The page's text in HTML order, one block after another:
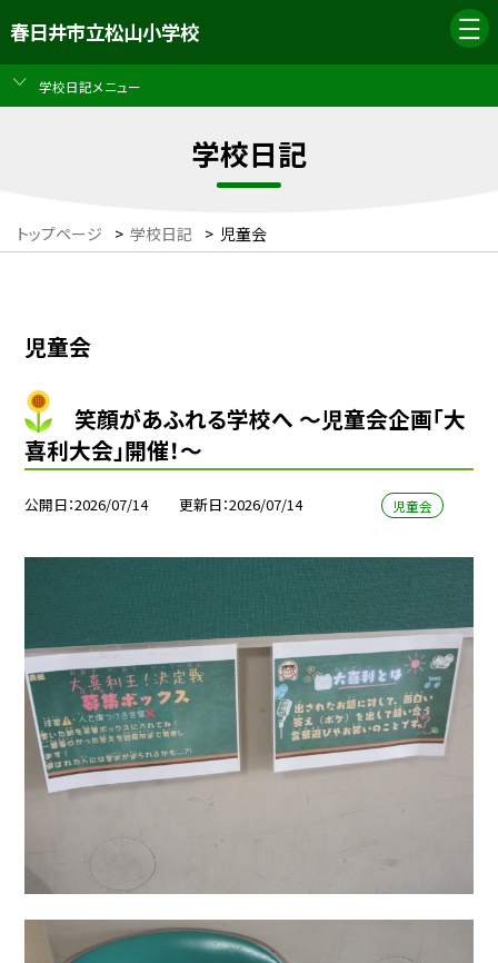
春日井市立松山小学校
学校日記メニュー
学校日記
トップページ > 学校日記 > 児童会
児童会
笑顔があふれる学校へ ～児童会企画「大
喜利大会」開催！～
公開日 2026/07/14 更新日 2026/07/14 児童会